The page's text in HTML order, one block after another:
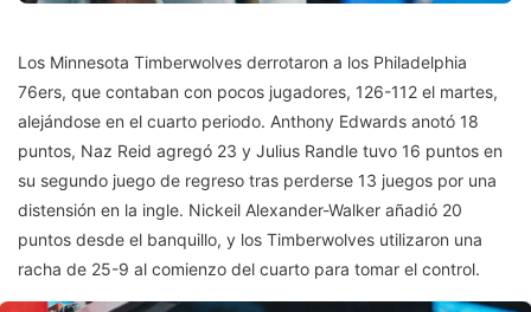
Los Minnesota Timberwolves derrotaron a los Philadelphia
76ers, que contaban con pocos jugadores, 126-112 el martes,
alejándose en el cuarto periodo. Anthony Edwards anotó 18
puntos, Naz Reid agregó 23 y Julius Randle tuvo 16 puntos en
su segundo juego de regreso tras perderse 13 juegos por una
distensión en la ingle. Nickeil Alexander-Walker añadió 20
puntos desde el banquillo, y los Timberwolves utilizaron una
racha de 25-9 al comienzo del cuarto para tomar el control.